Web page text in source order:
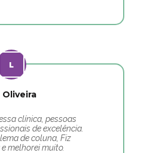
Oliveira
clínica, pessoas
de excelência.
de coluna, Fiz
melhorei muito.